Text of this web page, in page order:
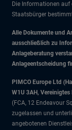
Die Informationen auf
Staatsbürger
Alle Dokumente und
ausschließlich zu
Anlageberatung
Anlageentscheidung
PIMCO Europe Ltd
W1U 3AH,
(FCA, 12 Endeavour
zugelassen und
angebotenen